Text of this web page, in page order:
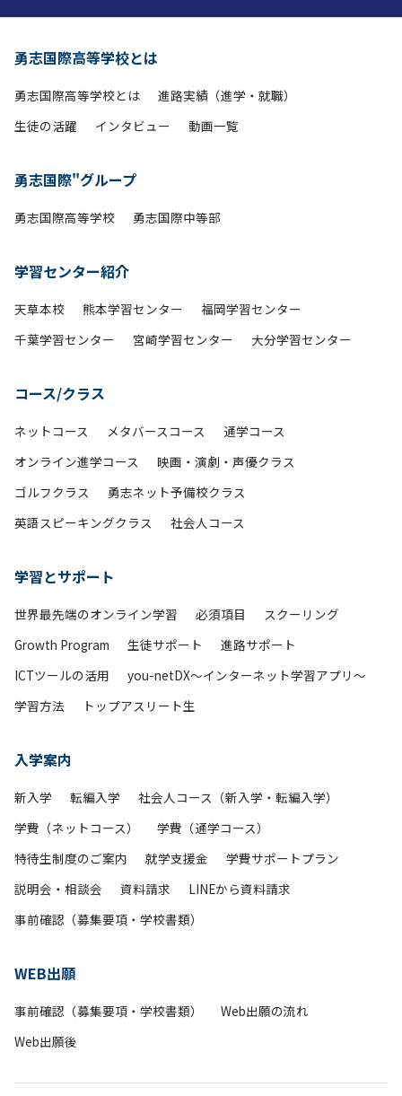
勇志国際高等学校とは
勇志国際高等学校とは
進路実績（進学・就職）
生徒の活躍
インタビュー 動画一覧
勇志国際"グループ
勇志国際高等学校 勇志国際中等部
学習センター紹介
天草本校 熊本学習センター
福岡学習センター
千葉学習センター
宮崎学習センター 大分学習センター
コース/クラス
ネットコース メタバースコース
通学コース
オンライン進学コース
映画・演劇・声優クラス
ゴルフクラス
勇志ネット予備校クラス
英語スピーキングクラス
社会人コース
学習とサポート
世界最先端のオンライン学習 必須項目
スクーリング
Growth Program
生徒サポート
進路サポート
ICTツールの活用
you-netDX～インターネット学習アプリ～
学習方法
トップアスリート生
入学案内
新入学 転編入学
社会人コース（新入学・転編入学）
学費（ネットコース）
学費（通学コース）
特待生制度のご案内
就学支援金
学費サポートプラン
説明会・相談会
資料請求
LINEから資料請求
事前確認（募集要項・学校書類）
WEB出願
事前確認（募集要項・学校書類）
Web出願の流れ
Web出願後